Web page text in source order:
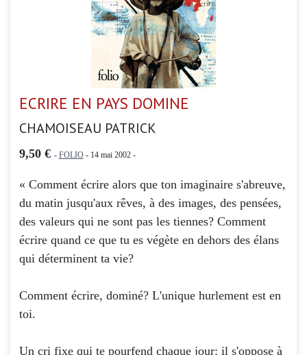
ECRIRE EN PAYS DOMINE
CHAMOISEAU PATRICK
9,50 € - FOLIO- 14 mai 2002 -
« Comment écrire alors que ton imaginaire s'abreuve,
du matin jusqu'aux rêves, à des images, des pensées,
des valeurs qui ne sont pas les tiennes? Comment
écrire quand ce que tu es végète en dehors des élans
qui déterminent ta vie?
Comment écrire, dominé? L'unique hurlement est en
toi.
Un cri fixe qui te pourfend chaque jour: il s'oppose à